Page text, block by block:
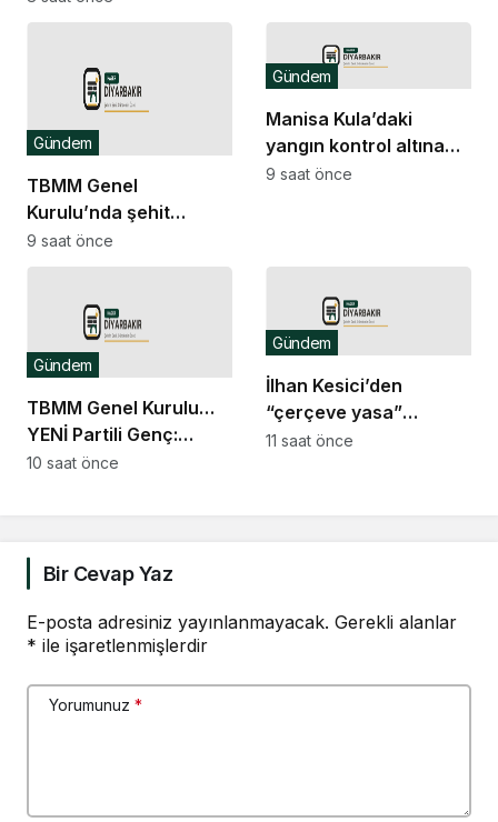
yasalaştı: “Şehitler,
gazilerimiz hepimizin
başının tacıdır”
TBMM Genel
Kurulu’nda şehit
aileleri ve gazilere
yönelik düzenlemeleri
birliğiyle kabul edildi
Gündem
9 saat önce
Manisa Kula’daki
yangın kontrol altına
alındı
Gündem
9 saat önce
TBMM Genel Kurulu…
YENİ Partili Genç:
“Eksik hakkın tam hak
Gündem
10 saat önce
İlhan Kesici’den
“çerçeve yasa”
açıklaması: “Oyumun
Gündem
11 saat önce
Bir Cevap Yaz
E-posta adresiniz yayınlanmayacak. Gerekli alanlar
* ile işaretlenmişlerdir
Yorumunuz *